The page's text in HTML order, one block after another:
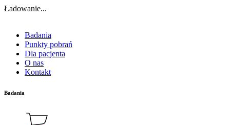
Ładowanie...
Badania
Punkty pobrań
Dla pacjenta
O nas
Kontakt
Badania